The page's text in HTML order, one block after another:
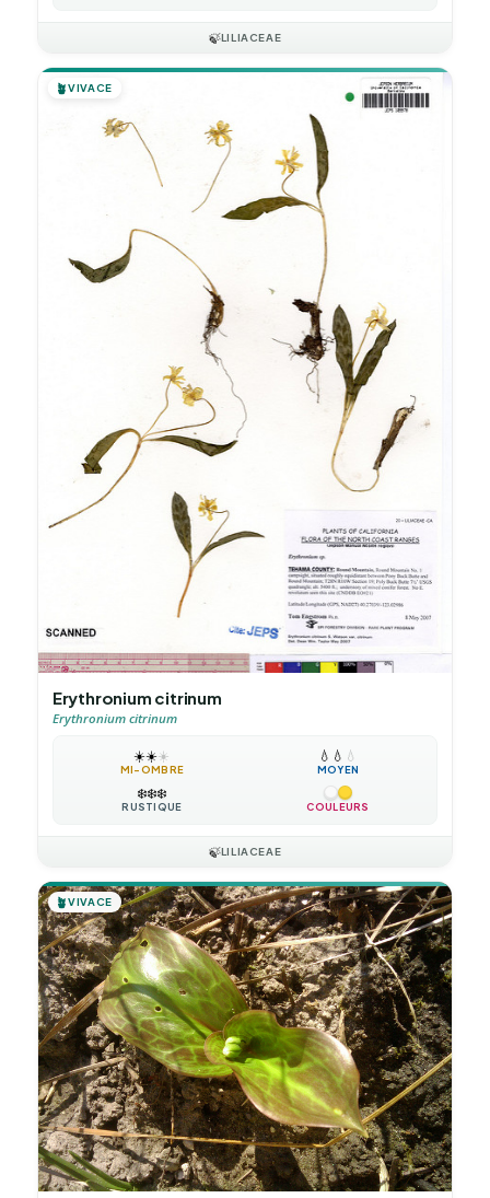
🍃LILIACEAE
🪴VIVACE
Erythronium citrinum
Erythronium citrinum
☀️☀️☀️
MI-OMBRE
💧 💧 💧
MOYEN
❄️❄️❄️
RUSTIQUE COULEURS
🍃LILIACEAE
🪴VIVACE